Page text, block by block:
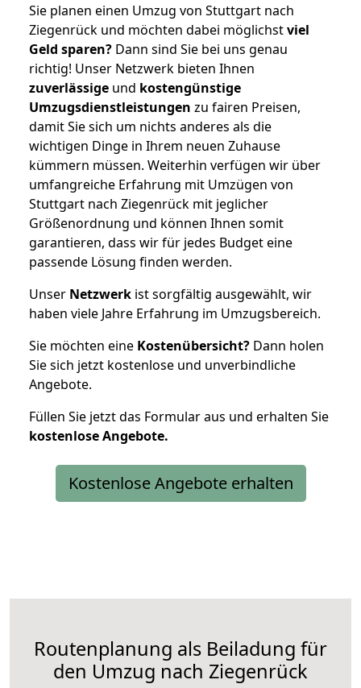
Sie planen einen Umzug von Stuttgart nach
Ziegenrück und möchten dabei möglichstviel
Geld sparen? Dann sind Sie bei uns genau
richtig! Unser Netzwerk bieten Ihnen
zuverlässige und kostengünstige
Umzugsdienstleistungen zu fairen Preisen,
damit Sie sich um nichts anderes als die
wichtigen Dinge in Ihrem neuen Zuhause
kümmern müssen. Weiterhin verfügen wir über
umfangreiche Erfahrung mit Umzügen von
Stuttgart nach Ziegenrück mit jeglicher
Größenordnung und können Ihnen somit
garantieren, dass wir für jedes Budget eine
passende Lösung finden werden.
Unser Netzwerk ist sorgfältig ausgewählt, wir
haben viele Jahre Erfahrung im Umzugsbereich.
Sie möchten eine Kostenübersicht? Dann holen
Sie sich jetzt kostenlose und unverbindliche
Angebote.
Füllen Sie jetzt das Formular aus und erhalten Sie
kostenloseAngebote.
Kostenlose Angebote erhalten
Routenplanung als Beiladung für
den Umzug nach Ziegenrück